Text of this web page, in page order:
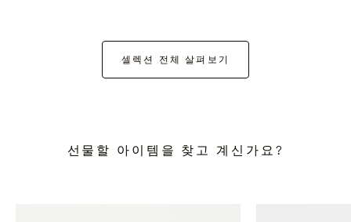
셀렉션 전체 살펴보기
선물할 아이템을 찾고 계신가요?